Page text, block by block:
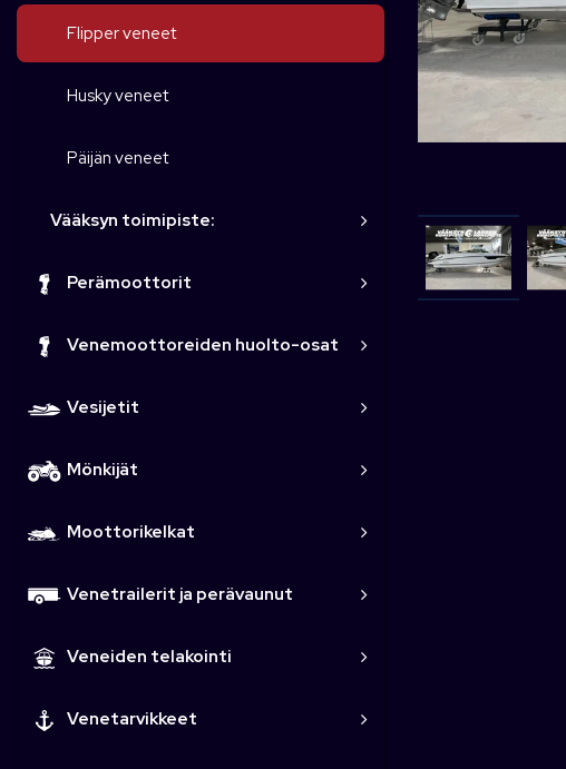
Flipper veneet
Husky veneet
Päijän veneet
Vääksyn toimipiste:
Perämoottorit
Venemoottoreiden huolto-osat
Vesijetit
Mönkijät
Moottorikelkat
Venetrailerit ja perävaunut
Veneiden telakointi
Venetarvikkeet